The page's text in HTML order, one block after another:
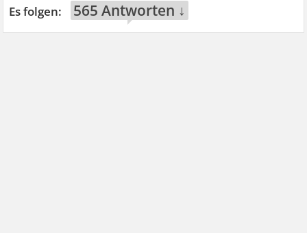
565 Antworten ↓